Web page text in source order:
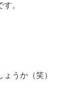
。
うか（笑）